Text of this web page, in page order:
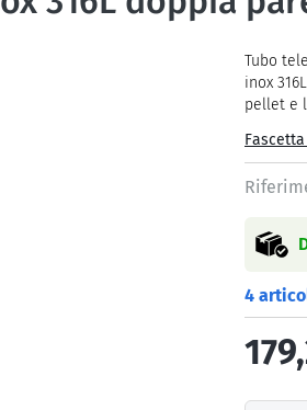
Tubo
inox
pellet e
4